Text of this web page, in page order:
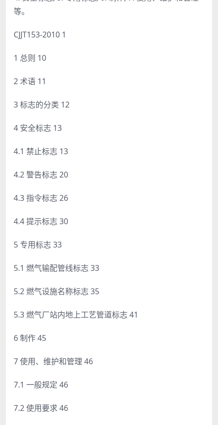
等。
CJJT153-2010 1
1 总则 10
2 术语 11
3 标志的分类 12
4 安全标志 13
4.1 禁止标志 13
4.2 警告标志 20
4.3 指令标志 26
4.4 提示标志 30
5 专用标志 33
5.1 燃气输配管线标志 33
5.2 燃气设施名称标志 35
5.3 燃气厂站内地上工艺管道标志 41
6 制作 45
7 使用、维护和管理 46
7.1 一般规定 46
7.2 使用要求 46